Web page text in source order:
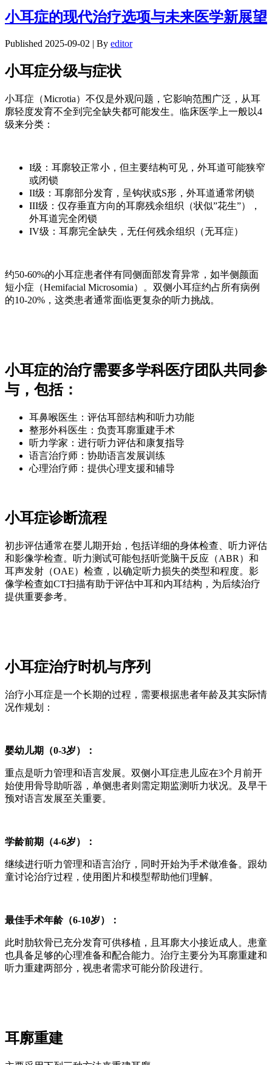
小耳症的现代治疗选项与未来医学新展望
Published 2025-09-02 | By editor
小耳症分级与症状
小耳症（Microtia）不仅是外观问题，它影响范围广泛，从耳
廓轻度发育不全到完全缺失都可能发生。临床医学上一般以4
级来分类：
I级：耳廓较正常小，但主要结构可见，外耳道可能狭窄
或闭锁
II级：耳廓部分发育，呈钩状或S形，外耳道通常闭锁
III级：仅存垂直方向的耳廓残余组织（状似”花生”），
外耳道完全闭锁
IV级：耳廓完全缺失，无任何残余组织（无耳症）
约50-60%的小耳症患者伴有同侧面部发育异常，如半侧颜面
短小症（Hemifacial Microsomia）。双侧小耳症约占所有病例
的10-20%，这类患者通常面临更复杂的听力挑战。
小耳症的治疗需要多学科医疗团队共同参
与，包括：
耳鼻喉医生：评估耳部结构和听力功能
整形外科医生：负责耳廓重建手术
听力学家：进行听力评估和康复指导
语言治疗师：协助语言发展训练
心理治疗师：提供心理支援和辅导
小耳症诊断流程
初步评估通常在婴儿期开始，包括详细的身体检查、听力评估
和影像学检查。听力测试可能包括听觉脑干反应（ABR）和
耳声发射（OAE）检查，以确定听力损失的类型和程度。影
像学检查如CT扫描有助于评估中耳和内耳结构，为后续治疗
提供重要参考。
小耳症治疗时机与序列
治疗小耳症是一个长期的过程，需要根据患者年龄及其实际情
况作规划：
婴幼儿期（0-3岁）：
重点是听力管理和语言发展。双侧小耳症患儿应在3个月前开
始使用骨导助听器，单侧患者则需定期监测听力状况。及早干
预对语言发展至关重要。
学龄前期（4-6岁）：
继续进行听力管理和语言治疗，同时开始为手术做准备。跟幼
童讨论治疗过程，使用图片和模型帮助他们理解。
最佳手术年龄（6-10岁）：
此时肋软骨已充分发育可供移植，且耳廓大小接近成人。患童
也具备足够的心理准备和配合能力。治疗主要分为耳廓重建和
听力重建两部分，视患者需求可能分阶段进行。
耳廓重建